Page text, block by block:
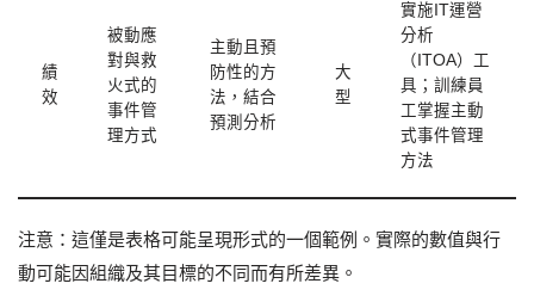
績
效
被動應
對與救
火式的
事件管
理方式
主動且預
防性的方
法，結合
預測分析
大
型
實施IT運營
分析
（ITOA）工
具；訓練員
工掌握主動
式事件管理
方法
注意：這僅是表格可能呈現形式的一個範例。實際的數值與行
動可能因組織及其目標的不同而有所差異。